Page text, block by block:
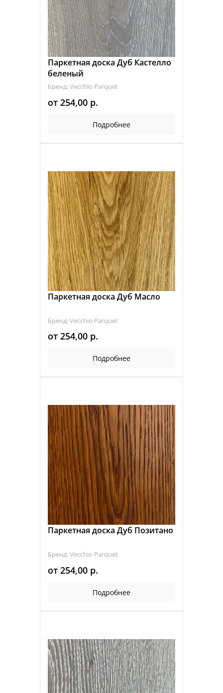
Паркетная доска Дуб Кастелло
беленый
Бренд: Vecchio Parquet
от 254,00 р.
Подробнее
Паркетная доска Дуб Масло
Бренд: Vecchio Parquet
от 254,00 р.
Подробнее
Паркетная доска Дуб Позитано
Бренд: Vecchio Parquet
от 254,00 р.
Подробнее